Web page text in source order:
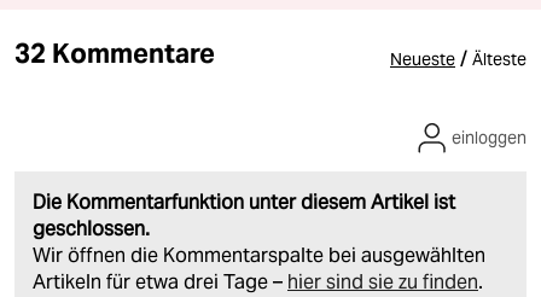
32 Kommentare Neueste / Älteste
Die Kommentarfunktion unter diesem Artikel ist
geschlossen.
Wir öffnen die Kommentarspalte bei ausgewählten
Artikeln für etwa drei Tage – hier sind sie zu finden.
einloggen